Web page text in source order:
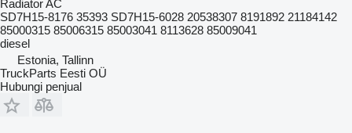
Radiator AC
SD7H15-8176 35393 SD7H15-6028 20538307 8191892 21184142
85000315 85006315 85003041 8113628 85009041
diesel
Estonia, Tallinn
TruckParts Eesti OÜ
Hubungi penjual